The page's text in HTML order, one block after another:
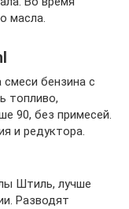
масла.
бензина с
топливо,
90, без примесей.
и редуктора.
Штиль, лучше
Разводят